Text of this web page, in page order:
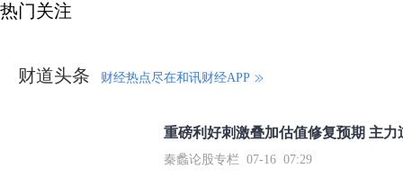
热门关注
财道头条 财经热点尽在和讯财经APP
秦蠡论股专栏 07-16 07:29